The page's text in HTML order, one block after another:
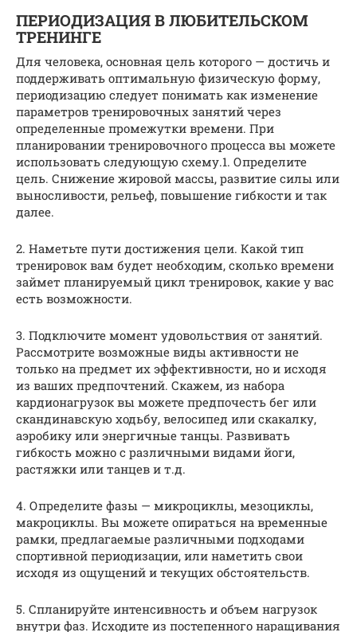
ПЕРИОДИЗАЦИЯ В ЛЮБИТЕЛЬСКОМ
ТРЕНИНГЕ
Для человека, основная цель которого — достичь и
поддерживать оптимальную физическую форму,
периодизацию следует понимать как изменение
параметров тренировочных занятий через
определенные промежутки времени. При
планировании тренировочного процесса вы можете
использовать следующую схему.1. Определите
цель. Снижение жировой массы, развитие силы или
выносливости, рельеф, повышение гибкости и так
далее.
2. Наметьте пути достижения цели. Какой тип
тренировок вам будет необходим, сколько времени
займет планируемый цикл тренировок, какие у вас
есть возможности.
3. Подключите момент удовольствия от занятий.
Рассмотрите возможные виды активности не
только на предмет их эффективности, но и исходя
из ваших предпочтений. Скажем, из набора
кардионагрузок вы можете предпочесть бег или
скандинавскую ходьбу, велосипед или скакалку,
аэробику или энергичные танцы. Развивать
гибкость можно с различными видами йоги,
растяжки или танцев и т.д.
4. Определите фазы — микроциклы, мезоциклы,
макроциклы. Вы можете опираться на временные
рамки, предлагаемые различными подходами
спортивной периодизации, или наметить свои
исходя из ощущений и текущих обстоятельств.
5. Спланируйте интенсивность и объем нагрузок
внутри фаз. Исходите из постепенного наращивания